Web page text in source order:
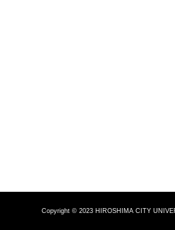
Copyright © 2023 HIROSHIMA CITY